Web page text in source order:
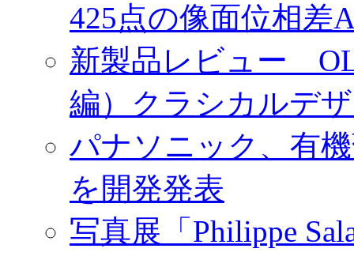
425点の像面位相
新製品レビュー
編）クラシカルデ
パナソニック、有
を開発発表
写真展「Philippe